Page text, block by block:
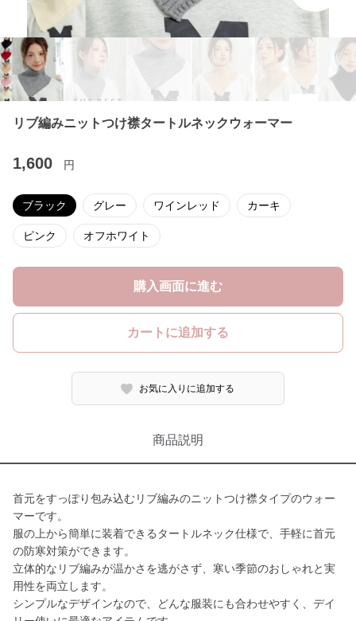
リブ編みニットつけ襟タートルネックウォーマー
1,600 円
ブラック グレー ワインレッド カーキ
ピンク オフホワイト
購入画面に進む
カートに追加する
お気に入りに追加する
商品説明
首元をすっぽり包み込むリブ編みのニットつけ襟タイプのウォー
マーです。
服の上から簡単に装着できるタートルネック仕様で、手軽に首元
の防寒対策ができます。
立体的なリブ編みが温かさを逃がさず、寒い季節のおしゃれと実
用性を両立します。
シンプルなデザインなので、どんな服装にも合わせやすく、デイ